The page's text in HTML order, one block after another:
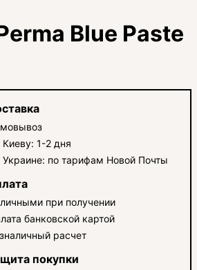
Blue Paste
Киеву: 1-2 дня
Украине: по тарифам Новой Почты
при получении
банковской картой
расчет
покупки